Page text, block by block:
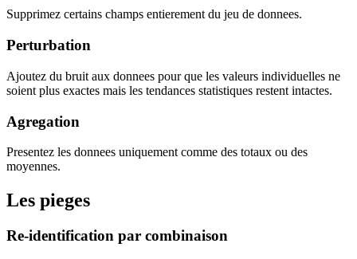
Supprimez certains champs entierement du jeu de donnees.
Perturbation
Ajoutez du bruit aux donnees pour que les valeurs individuelles ne
soient plus exactes mais les tendances statistiques restent intactes.
Agregation
Presentez les donnees uniquement comme des totaux ou des
moyennes.
Les pieges
Re-identification par combinaison